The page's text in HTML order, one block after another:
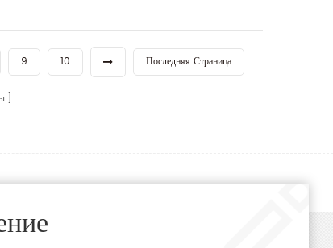
9 10 Последняя Страница